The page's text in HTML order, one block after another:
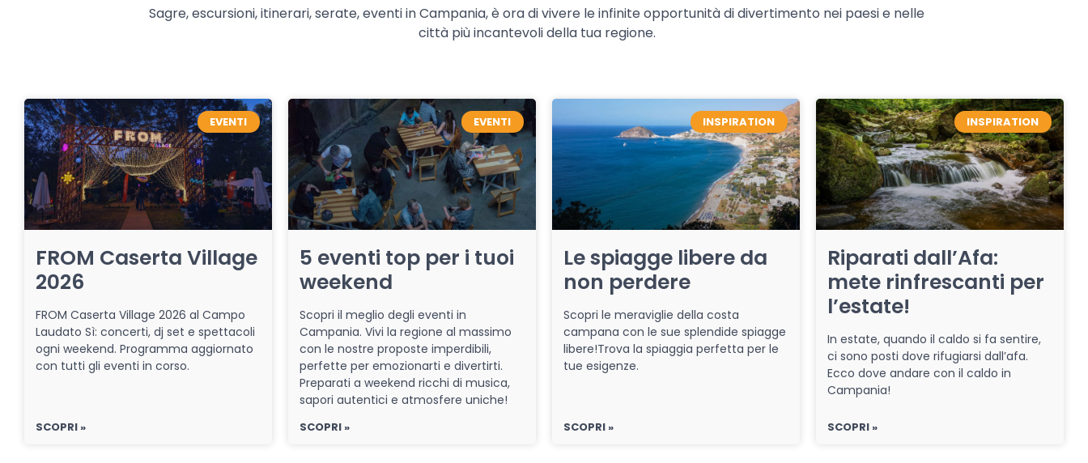
Sagre, escursioni, itinerari, serate, eventi in Campania, è ora di vivere le infinite opportunità di divertimento nei paesi e nelle
città più incantevoli della tua regione.
EVENTI
FROM Caserta Village
2026
FROM Caserta Village 2026 al Campo
Laudato Sì: concerti, dj set e spettacoli
ogni weekend. Programma aggiornato
con tutti gli eventi in corso.
SCOPRI »
EVENTI
5 eventi top per i tuoi
weekend
Scopri il meglio degli eventi in
Campania. Vivi la regione al massimo
con le nostre proposte imperdibili,
perfette per emozionarti e divertirti.
Preparati a weekend ricchi di musica,
sapori autentici e atmosfere uniche!
SCOPRI »
INSPIRATION
Le spiagge libere da
non perdere
Scopri le meraviglie della costa
campana con le sue splendide spiagge
libere!Trova la spiaggia perfetta per le
tue esigenze.
SCOPRI »
INSPIRATION
Riparati dall’Afa:
mete rinfrescanti per
l’estate!
In estate, quando il caldo si fa sentire,
ci sono posti dove rifugiarsi dall’afa.
Ecco dove andare con il caldo in
Campania!
SCOPRI »